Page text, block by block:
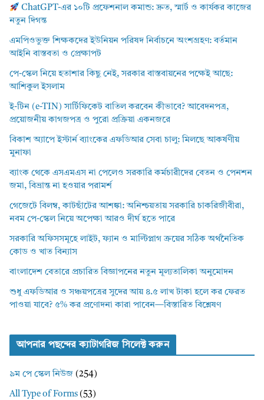
ChatGPT-এর ১০টি প্রফেশনাল কমান্ড: দ্রুত, স্মার্ট ও কার্যকর কাজের
নতুন দিগন্ত
এমপিওভুক্ত শিক্ষকদের ইউনিয়ন পরিষদ নির্বাচনে অংশগ্রহণ: বর্তমান
আইনি বাস্তবতা ও প্রেক্ষাপট
পে-স্কেল নিয়ে হতাশার কিছু নেই, সরকার বাস্তবায়নের পক্ষেই আছে:
আশিকুল ইসলাম
ই-টিন (e-TIN) সার্টিফিকেট বাতিল করবেন কীভাবে? আবেদনপত্র,
প্রয়োজনীয় কাগজপত্র ও পুরো প্রক্রিয়া একনজরে
বিকাশ অ্যাপে ইস্টার্ন ব্যাংকের এফডিআর সেবা চালু: মিলছে আকর্ষণীয়
মুনাফা
ব্যাংক থেকে এসএমএস না পেলেও সরকারি কর্মচারীদের বেতন ও পেনশন
জমা, বিভ্রান্ত না হওয়ার পরামর্শ
গেজেটে বিলম্ব, কাটছাঁটের আশঙ্কা: অনিশ্চয়তায় সরকারি চাকরিজীবীরা,
নবম পে-স্কেল নিয়ে অপেক্ষা আরও দীর্ঘ হতে পারে
সরকারি অফিসসমূহে লাইট, ফ্যান ও মাল্টিপ্লাগ ক্রয়ের সঠিক অর্থনৈতিক
কোড ও খাত বিন্যাস
বাংলাদেশ বেতারে প্রচারিত বিজ্ঞাপনের নতুন মূল্যতালিকা অনুমোদন
শুধু এফডিআর ও সঞ্চয়পত্রের সুদের আয় ৪.৫ লাখ টাকা হলে কর ফেরত
পাওয়া যাবে? ৫% কর প্রণোদনা কারা পাবেন—বিস্তারিত বিশ্লেষণ
আপনার পছন্দের ক্যাটাগরিজ সিলেক্ট করুন
৯ম পে স্কেল নিউজ (254)
All Type of Forms (53)